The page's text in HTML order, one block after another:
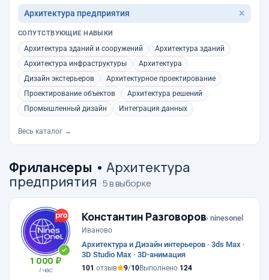
Архитектура предприятия ✕
СОПУТСТВУЮЩИЕ НАВЫКИ
Архитектура зданий и сооружений
Архитектура зданий
Архитектура инфраструктуры
Архитектура
Дизайн экстерьеров
Архитектурное проектирование
Проектирование объектов
Архитектура решений
Промышленный дизайн
Интеграция данных
Весь каталог →
Фрилансеры •Архитектура
предприятия · 5 в выборке
1 000 ₽
/ час
Константин Разговоров› ninesonel
Иваново
Архитектура и Дизайн интерьеров · 3ds Max ·
3D Studio Max · 3D-анимация
101 отзыв 9/10Выполнено 124